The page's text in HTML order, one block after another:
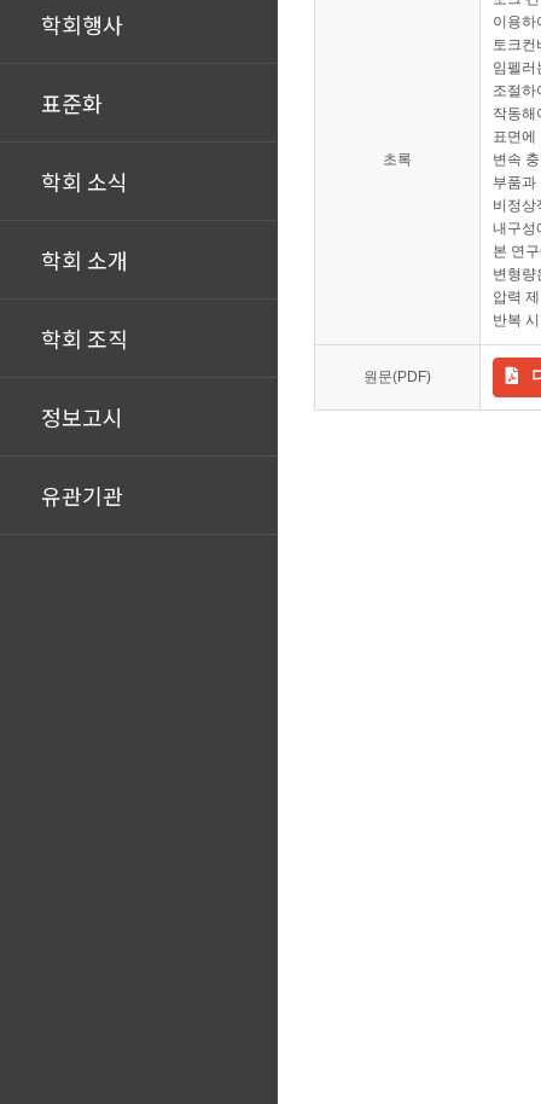
학회행사
표준화
학회 소식
학회 소개
학회 조직
정보고시
유관기관
초록
이용하
토크컨
임펠러
조절하
작동해
표면에
변속
부품과
비정상
내구성
본 연
변형량
압력
반복
원문(PDF)